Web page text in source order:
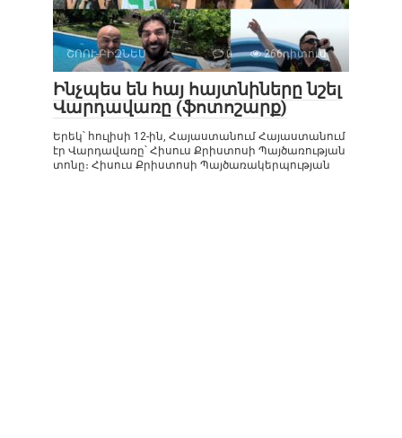
ՇՈՈՒ-ԲԻԶՆԵՍ 0 266դիտում
Ինչպես են հայ հայտնիները նշել
Վարդավառը (ֆոտոշարք)
Երեկ՝ հուլիսի 12-ին, Հայաստանում Հայաստանում
էր Վարդավառը՝ Հիսուս Քրիստոսի Պայծառության
տոնը։ Հիսուս Քրիստոսի Պայծառակերպության